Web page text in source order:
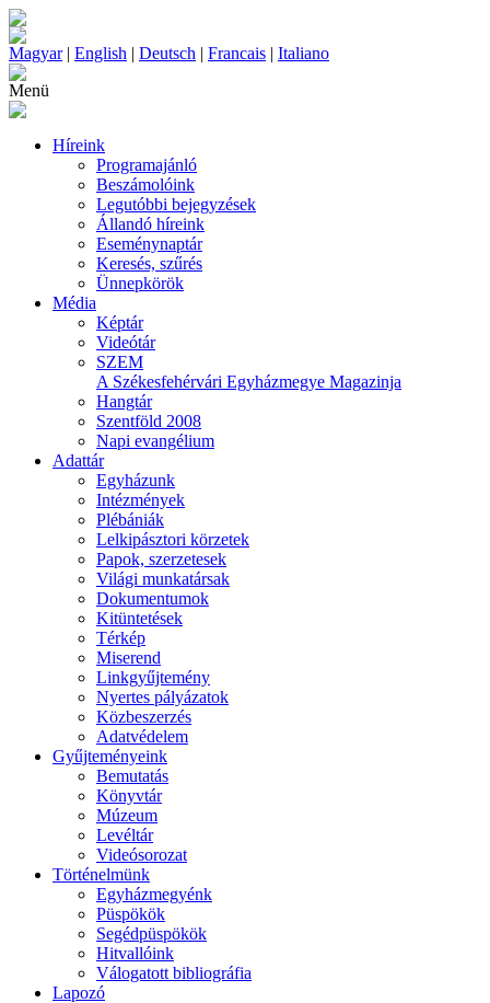
Magyar| English | Deutsch | Francais | Italiano
Menü
Híreink
Programajánló
Beszámolóink
Legutóbbi bejegyzések
Állandó híreink
Eseménynaptár
Keresés, szűrés
Ünnepkörök
Média
Képtár
Videótár
SZEM
A Székesfehérvári Egyházmegye Magazinja
Hangtár
Szentföld 2008
Napi evangélium
Adattár
Egyházunk
Intézmények
Plébániák
Lelkipásztori körzetek
Papok, szerzetesek
Világi munkatársak
Dokumentumok
Kitüntetések
Térkép
Miserend
Linkgyűjtemény
Nyertes pályázatok
Közbeszerzés
Adatvédelem
Gyűjteményeink
Bemutatás
Könyvtár
Múzeum
Levéltár
Videósorozat
Történelmünk
Egyházmegyénk
Püspökök
Segédpüspökök
Hitvallóink
Válogatott bibliográfia
Lapozó